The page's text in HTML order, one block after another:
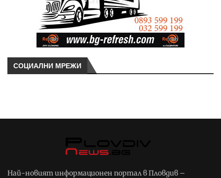
СОЦИАЛНИ МРЕЖИ
Най-новият информационен портал в Пловдив –